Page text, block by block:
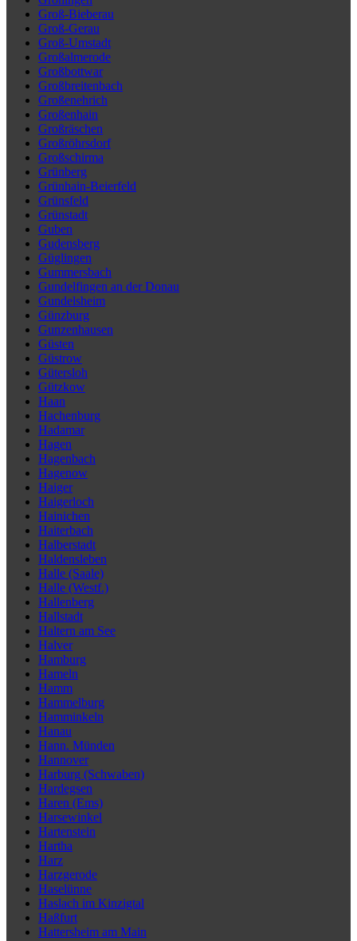
Groß-Bieberau
Groß-Gerau
Groß-Umstadt
Großalmerode
Großbottwar
Großbreitenbach
Großenehrich
Großenhain
Großräschen
Großröhrsdorf
Großschirma
Grünberg
Grünhain-Beierfeld
Grünsfeld
Grünstadt
Guben
Gudensberg
Güglingen
Gummersbach
Gundelfingen an der Donau
Gundelsheim
Günzburg
Gunzenhausen
Güsten
Güstrow
Gütersloh
Gützkow
Haan
Hachenburg
Hadamar
Hagen
Hagenbach
Hagenow
Haiger
Haigerloch
Hainichen
Haiterbach
Halberstadt
Haldensleben
Halle (Saale)
Halle (Westf.)
Hallenberg
Hallstadt
Haltern am See
Halver
Hamburg
Hameln
Hamm
Hammelburg
Hamminkeln
Hanau
Hann. Münden
Hannover
Harburg (Schwaben)
Hardegsen
Haren (Ems)
Harsewinkel
Hartenstein
Hartha
Harz
Harzgerode
Haselünne
Haslach im Kinzigtal
Haßfurt
Hattersheim am Main